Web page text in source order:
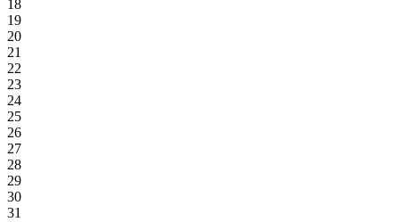
18
19
20
21
22
23
24
25
26
27
28
29
30
31